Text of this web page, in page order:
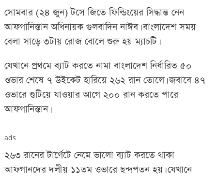
সোমবার (২৪ জুন) টসে জিতে ফিল্ডিংয়ের সিদ্ধান্ত নেন
আফগানিস্তান অধিনায়ক গুলবাদিন নাঈব। বাংলাদেশ সময়
বেলা সাড়ে ৩টায় রোজ বোলে শুরু হয় ম্যাচটি।
যেখানে প্রথমে ব্যাট করতে নামা বাংলাদেশ নির্ধারিত ৫০
ওভার শেষে ৭ উইকেট হারিয়ে ২৬২ রান তোলে। জবাবে ৪৭
ওভারে গুটিয়ে যাওয়ার আগে ২০০ রান করতে পারে
আফগানিস্তান।
ads
২৬৩ রানের টার্গেটে নেমে ভালো ব্যাট করতে থাকা
আফগানদের দলীয় ১১তম ওভারে ছন্দপতন হয়। যেখানে